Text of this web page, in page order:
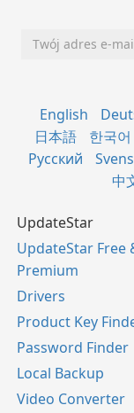
English
日本語
한국어
Русский
中
UpdateStar
UpdateStar Free
Premium
Drivers
Product Key
Password Finder
Local Backup
Video Converter